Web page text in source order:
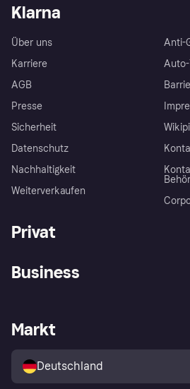
Klarna
Über uns
Karriere
AGB
Presse
Sicherheit
Datenschutz
Nachhaltigkeit
Weiterverkaufen
Anti-
Privat
Klarna App
Shops entdecken
Käuferschutzrichtlinie
Dein
Business
Händlerportal
Markt
Deutschland